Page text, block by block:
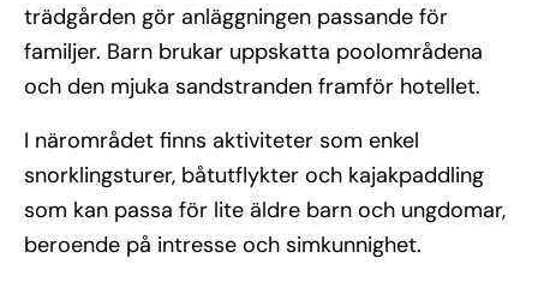
trädgården gör anläggningen passande för
familjer. Barn brukar uppskatta poolområdena
och den mjuka sandstranden framför hotellet.
I närområdet finns aktiviteter som enkel
snorklingsturer, båtutflykter och kajakpaddling
som kan passa för lite äldre barn och ungdomar,
beroende på intresse och simkunnighet.